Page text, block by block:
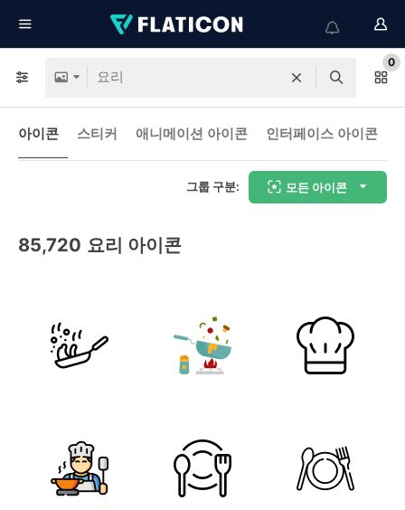
0
아이콘 스티커 애니메이션 아이콘 인터페이스 아이콘
그룹 구분: 모든 아이콘
85,720 요리 아이콘